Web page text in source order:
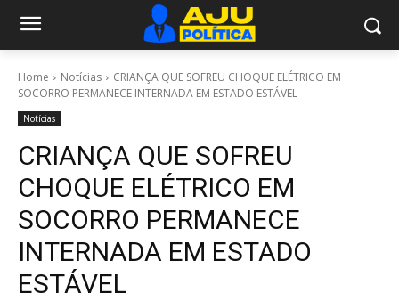
Home Notícias
CRIANÇA QUE SOFREU CHOQUE ELÉTRICO EM
SOCORRO PERMANECE INTERNADA EM ESTADO ESTÁVEL
Notícias
CRIANÇA QUE SOFREU
CHOQUE ELÉTRICO EM
SOCORRO PERMANECE
INTERNADA EM ESTADO
ESTÁVEL